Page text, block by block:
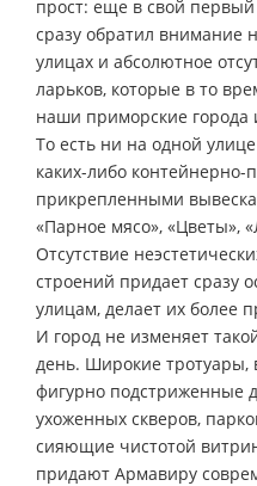
прост: еще в свой первый
сразу обратил внимание
улицах и абсолютное
ларьков, которые в то
наши приморские города
То есть ни на одной
каких-либо контейнерно-
прикрепленными
«Парное мясо», «Цветы»,
Отсутствие
строений придает сразу
улицам, делает их более
И город не изменяет
день. Широкие
фигурно подстриженные
ухоженных скверов,
сияющие чистотой
придают Армавиру